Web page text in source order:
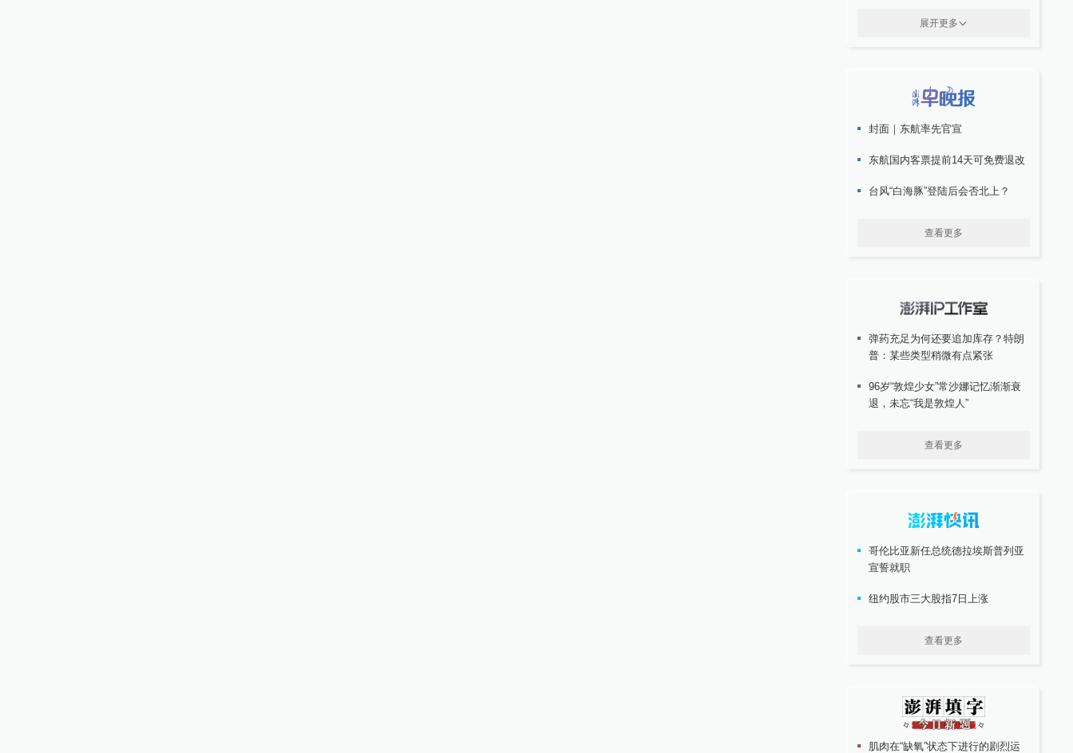
展开更多
封面｜东航率先官宣
东航国内客票提前14天可免费退改
台风“白海豚”登陆后会否北上？
查看更多
弹药充足为何还要追加库存？特朗
普：某些类型稍微有点紧张
96岁“敦煌少女”常沙娜记忆渐渐衰
退，未忘“我是敦煌人”
查看更多
哥伦比亚新任总统德拉埃斯普列亚
宣誓就职
纽约股市三大股指7日上涨
查看更多
肌肉在“缺氧”状态下进行的剧烈运